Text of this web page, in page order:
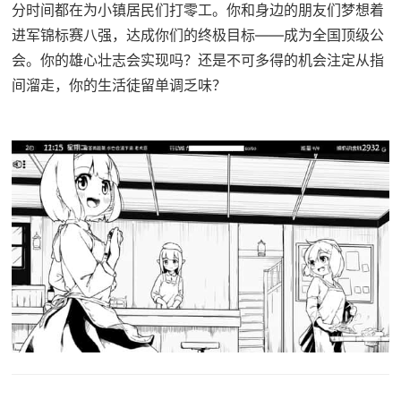
分时间都在为小镇居民们打零工。你和身边的朋友们梦想着
进军锦标赛八强，达成你们的终极目标——成为全国顶级公
会。你的雄心壮志会实现吗？还是不可多得的机会注定从指
间溜走，你的生活徒留单调乏味？